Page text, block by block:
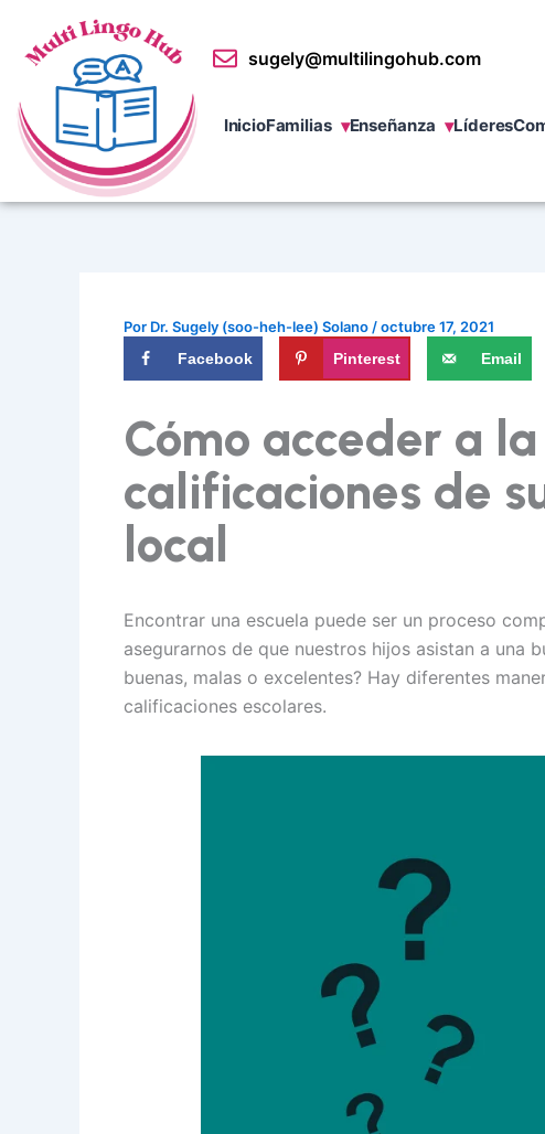
contenido
sugely@multilingohub.com
InicioFamilias Enseñanza Líderes
Por Dr. Sugely (soo-heh-lee) Solano /octubre 17, 2021
Facebook
Pinterest Email
Cómo acceder a
calificaciones de
local
Encontrar una escuela puede ser un proceso
asegurarnos de que nuestros hijos asistan a una
buenas, malas o excelentes? Hay diferentes
calificaciones escolares.